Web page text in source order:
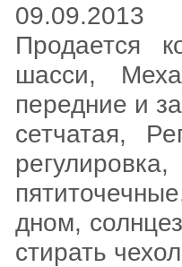
09.09.2013
Продается
шасси,
передние и
сетчатая,
дном,
стирать